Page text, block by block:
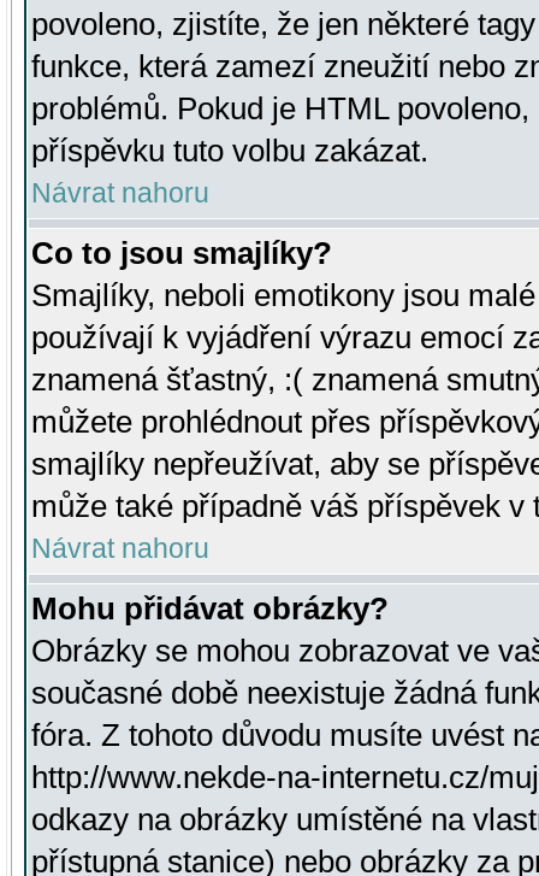
povoleno, zjistíte, že jen některé
funkce, která zamezí zneužití nebo
problémů. Pokud je HTML
příspěvku tuto volbu zakázat.
Návrat nahoru
Co to jsou smajlíky?
Smajlíky, neboli emotikony jsou
používají k vyjádření výrazu emocí
znamená šťastný, :( znamená
můžete prohlédnout přes
smajlíky nepřeužívat, aby se
může také případně váš příspěvek v
Návrat nahoru
Mohu přidávat obrázky?
Obrázky se mohou zobrazovat ve
současné době neexistuje žádná
fóra. Z tohoto důvodu musíte uvést
http://www.nekde-na-internetu.cz/
odkazy na obrázky umístěné na
přístupná stanice) nebo obrázky za